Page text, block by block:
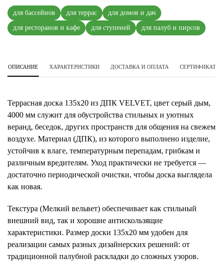
для бассейнов для террас
для домов и дач
для ресторанов и кафе
для ступеней для палуб и пирсов
ОПИСАНИЕ ХАРАКТЕРИСТИКИ ДОСТАВКА И ОПЛАТА СЕРТИФИКАТЫ
Террасная доска 135х20 из ДПК VELVET, цвет серый дым,
4000 мм служит для обустройства стильных и уютных
веранд, беседок, других пространств для общения на свежем
воздухе. Материал (ДПК), из которого выполнено изделие,
устойчив к влаге, температурным перепадам, грибкам и
различным вредителям. Уход практически не требуется —
достаточно периодической очистки, чтобы доска выглядела
как новая.
Текстура (Мелкий вельвет) обеспечивает как стильный
внешний вид, так и хорошие антискользящие
характеристики. Размер доски 135х20 мм удобен для
реализации самых разных дизайнерских решений: от
традиционной палубной раскладки до сложных узоров.